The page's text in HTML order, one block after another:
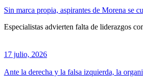
Sin marca propia, aspirantes de Morena se
Especialistas advierten falta de liderazgos
17 julio, 2026
Ante la derecha y la falsa izquierda, la